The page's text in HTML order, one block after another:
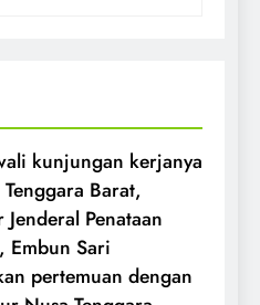
kunjungan kerjanya
Barat,
Penataan
Embun Sari
pertemuan dengan